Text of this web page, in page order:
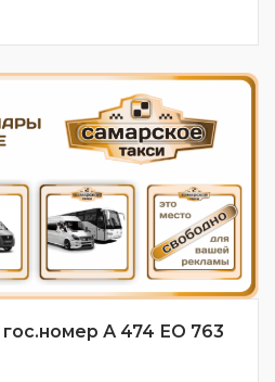
А 474 ЕО 763